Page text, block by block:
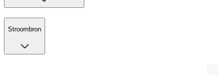
Stroombron